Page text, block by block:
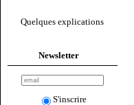
Quelques explications
Newsletter
S'inscrire